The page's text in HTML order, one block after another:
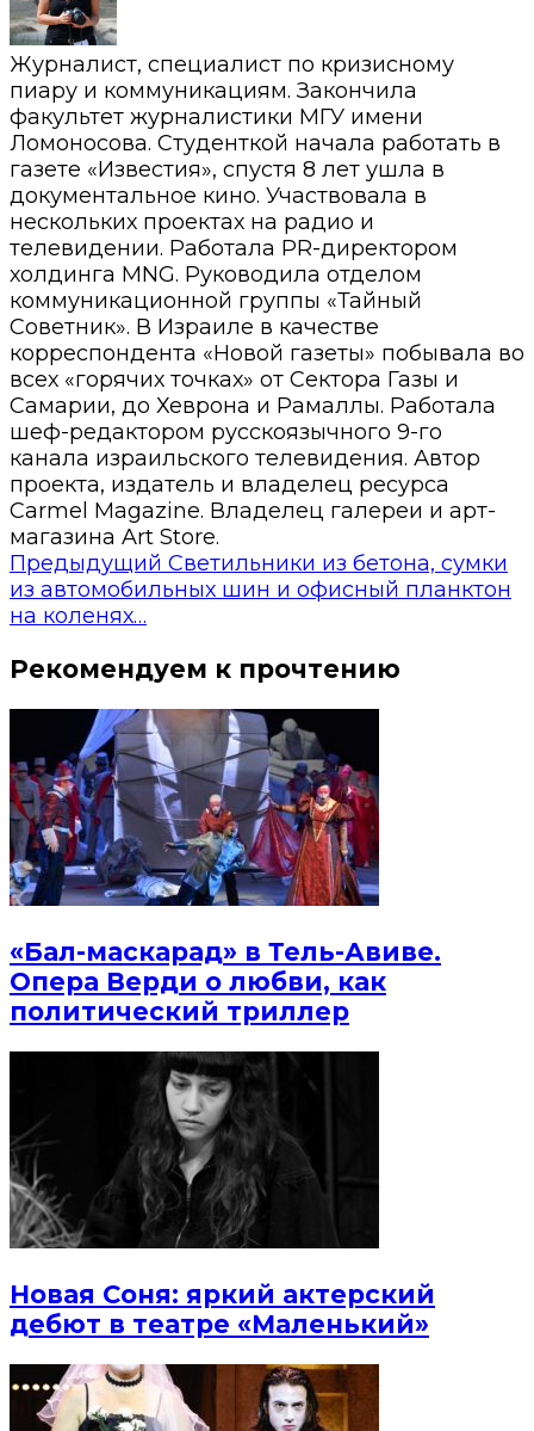
Журналист, специалист по кризисному
пиару и коммуникациям. Закончила
факультет журналистики МГУ имени
Ломоносова. Студенткой начала работать в
газете «Известия», спустя 8 лет ушла в
документальное кино. Участвовала в
нескольких проектах на радио и
телевидении. Работала PR-директором
холдинга MNG. Руководила отделом
коммуникационной группы «Тайный
Советник». В Израиле в качестве
корреспондента «Новой газеты» побывала во
всех «горячих точках» от Сектора Газы и
Самарии, до Хеврона и Рамаллы. Работала
шеф-редактором русскоязычного 9-го
канала израильского телевидения. Автор
проекта, издатель и владелец ресурса
Carmel Magazine. Владелец галереи и арт-
магазина Art Store.
Предыдущий Светильники из бетона, сумки
из автомобильных шин и офисный планктон
на коленях…
Рекомендуем к прочтению
«Бал-маскарад» в Тель-Авиве.
Опера Верди о любви, как
политический триллер
Новая Соня: яркий актерский
дебют в театре «Маленький»